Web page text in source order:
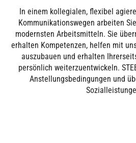
In einem kollegialen, flexibel
Kommunikationswegen arbeiten
modernsten Arbeitsmitteln. Sie
erhalten Kompetenzen, helfen mit
auszubauen und erhalten
persönlich weiterzuentwickeln.
Anstellungsbedingungen und